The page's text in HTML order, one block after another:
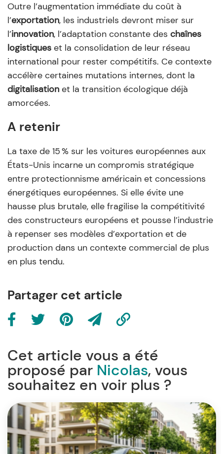
Outre l’augmentation immédiate du coût à
l’exportation, les industriels devront miser sur
l’innovation, l’adaptation constante des chaînes
logistiques et la consolidation de leur réseau
international pour rester compétitifs. Ce contexte
accélère certaines mutations internes, dont la
digitalisation et la transition écologique déjà
amorcées.
A retenir
La taxe de 15 % sur les voitures européennes aux
États-Unis incarne un compromis stratégique
entre protectionnisme américain et concessions
énergétiques européennes. Si elle évite une
hausse plus brutale, elle fragilise la compétitivité
des constructeurs européens et pousse l’industrie
à repenser ses modèles d’exportation et de
production dans un contexte commercial de plus
en plus tendu.
Partager cet article
Cet article vous a été
proposé par Nicolas, vous
souhaitez en voir plus ?